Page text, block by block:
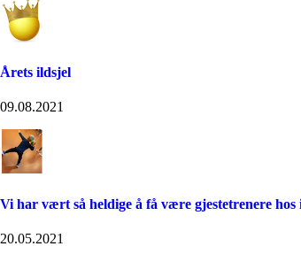
Årets ildsjel
09.08.2021
Vi har vært så heldige å få være gjestetrenere hos
20.05.2021